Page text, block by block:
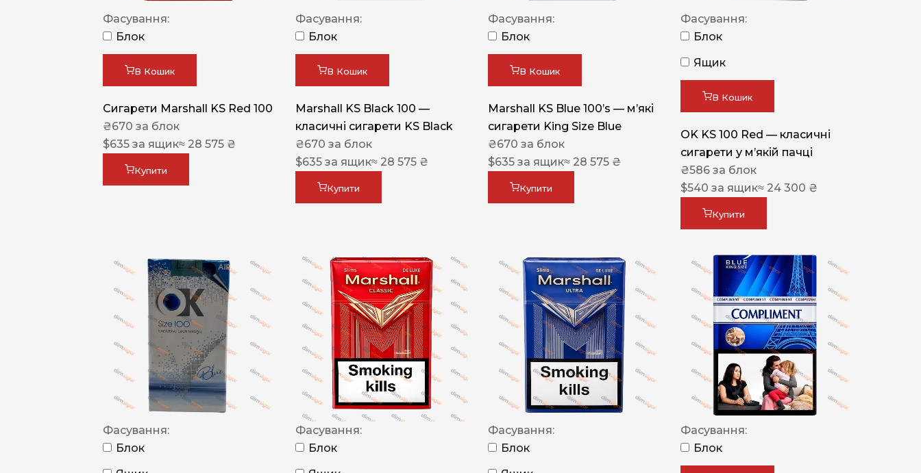
Leana
ASTRU
De Santis
MONUS
NERO
NERO
Гуцульскі
Italian Blend 821
OSCAR
Фасування:
Блок
В Кошик
Сигарети Marshall KS Red 100
₴670 за блок
$635 за ящик≈ 28 575 ₴
Купити
Фасування:
Блок
В Кошик
Marshall KS Black 100 —
класичні сигарети KS Black
₴670 за блок
$635 за ящик≈ 28 575 ₴
Купити
Фасування:
Блок
В Кошик
Marshall KS Blue 100’s — м’які
сигарети King Size Blue
₴670 за блок
$635 за ящик≈ 28 575 ₴
Купити
Фасування:
Блок
Ящик
В Кошик
OK KS 100 Red — класичні
сигарети у м’якій пачці
₴586 за блок
$540 за ящик≈ 24 300 ₴
Купити
Фасування:
Блок
Фасування:
Блок
Фасування:
Блок
Фасування:
Блок